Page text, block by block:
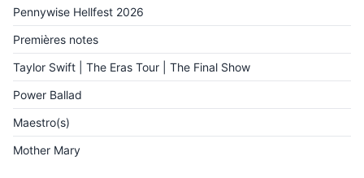
Pennywise Hellfest 2026
Premières notes
Taylor Swift | The Eras Tour | The Final Show
Power Ballad
Maestro(s)
Mother Mary